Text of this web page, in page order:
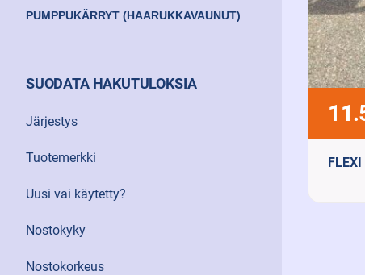
Muut kiinnitettävät lisäosat ja komponentit
PUMPPUKÄRRYT (HAARUKKAVAUNUT)
SUODATA HAKUTULOKSIA
Järjestys
Tuotemerkki
Uusi vai käytetty?
Nostokyky
Nostokorkeus